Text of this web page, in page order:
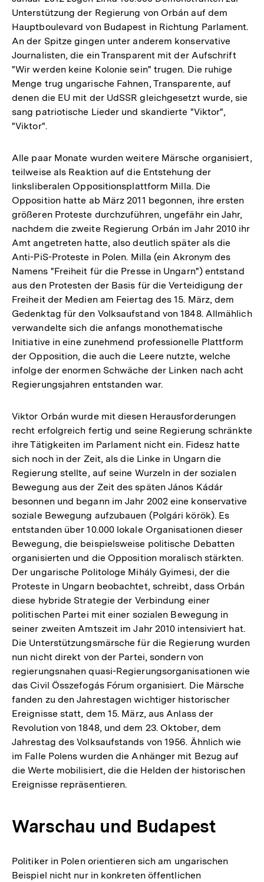
Unterstützung der Regierung von Orbán auf dem
Hauptboulevard von Budapest in Richtung Parlament.
An der Spitze gingen unter anderem konservative
Journalisten, die ein Transparent mit der Aufschrift
"Wir werden keine Kolonie sein" trugen. Die ruhige
Menge trug ungarische Fahnen, Transparente, auf
denen die EU mit der UdSSR gleichgesetzt wurde, sie
sang patriotische Lieder und skandierte "Viktor",
"Viktor".
Alle paar Monate wurden weitere Märsche organisiert,
teilweise als Reaktion auf die Entstehung der
linksliberalen Oppositionsplattform Milla. Die
Opposition hatte ab März 2011 begonnen, ihre ersten
größeren Proteste durchzuführen, ungefähr ein Jahr,
nachdem die zweite Regierung Orbán im Jahr 2010 ihr
Amt angetreten hatte, also deutlich später als die
Anti-PiS-Proteste in Polen. Milla (ein Akronym des
Namens "Freiheit für die Presse in Ungarn") entstand
aus den Protesten der Basis für die Verteidigung der
Freiheit der Medien am Feiertag des 15. März, dem
Gedenktag für den Volksaufstand von 1848. Allmählich
verwandelte sich die anfangs monothematische
Initiative in eine zunehmend professionelle Plattform
der Opposition, die auch die Leere nutzte, welche
infolge der enormen Schwäche der Linken nach acht
Regierungsjahren entstanden war.
Viktor Orbán wurde mit diesen Herausforderungen
recht erfolgreich fertig und seine Regierung schränkte
ihre Tätigkeiten im Parlament nicht ein. Fidesz hatte
sich noch in der Zeit, als die Linke in Ungarn die
Regierung stellte, auf seine Wurzeln in der sozialen
Bewegung aus der Zeit des späten János Kádár
besonnen und begann im Jahr 2002 eine konservative
soziale Bewegung aufzubauen (Polgári körök). Es
entstanden über 10.000 lokale Organisationen dieser
Bewegung, die beispielsweise politische Debatten
organisierten und die Opposition moralisch stärkten.
Der ungarische Politologe Mihály Gyimesi, der die
Proteste in Ungarn beobachtet, schreibt, dass Orbán
diese hybride Strategie der Verbindung einer
politischen Partei mit einer sozialen Bewegung in
seiner zweiten Amtszeit im Jahr 2010 intensiviert hat.
Die Unterstützungsmärsche für die Regierung wurden
nun nicht direkt von der Partei, sondern von
regierungsnahen quasi-Regierungsorganisationen wie
das Civil Összefogás Fórum organisiert. Die Märsche
fanden zu den Jahrestagen wichtiger historischer
Ereignisse statt, dem 15. März, aus Anlass der
Revolution von 1848, und dem 23. Oktober, dem
Jahrestag des Volksaufstands von 1956. Ähnlich wie
im Falle Polens wurden die Anhänger mit Bezug auf
die Werte mobilisiert, die die Helden der historischen
Ereignisse repräsentieren.
Warschau und Budapest
Politiker in Polen orientieren sich am ungarischen
Beispiel nicht nur in konkreten öffentlichen